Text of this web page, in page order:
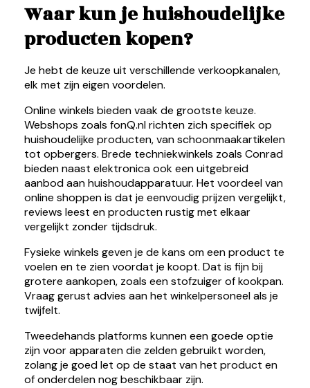
Waar kun je huishoudelijke
producten kopen?
Je hebt de keuze uit verschillende verkoopkanalen,
elk met zijn eigen voordelen.
Online winkels bieden vaak de grootste keuze.
Webshops zoals fonQ.nl richten zich specifiek op
huishoudelijke producten, van schoonmaakartikelen
tot opbergers. Brede techniekwinkels zoals Conrad
bieden naast elektronica ook een uitgebreid
aanbod aan huishoudapparatuur. Het voordeel van
online shoppen is dat je eenvoudig prijzen vergelijkt,
reviews leest en producten rustig met elkaar
vergelijkt zonder tijdsdruk.
Fysieke winkels geven je de kans om een product te
voelen en te zien voordat je koopt. Dat is fijn bij
grotere aankopen, zoals een stofzuiger of kookpan.
Vraag gerust advies aan het winkelpersoneel als je
twijfelt.
Tweedehands platforms kunnen een goede optie
zijn voor apparaten die zelden gebruikt worden,
zolang je goed let op de staat van het product en
of onderdelen nog beschikbaar zijn.